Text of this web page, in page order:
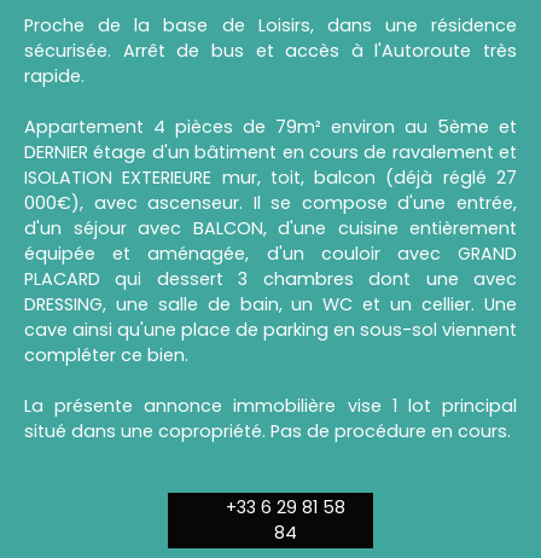
Proche de la base de Loisirs, dans une résidence
sécurisée. Arrêt de bus et accès à l'Autoroute très
rapide.
Appartement 4 pièces de 79m² environ au 5ème et
DERNIER étage d'un bâtiment en cours de ravalement et
ISOLATION EXTERIEURE mur, toit, balcon (déjà réglé 27
000€), avec ascenseur. Il se compose d'une entrée,
d'un séjour avec BALCON, d'une cuisine entièrement
équipée et aménagée, d'un couloir avec GRAND
PLACARD qui dessert 3 chambres dont une avec
DRESSING, une salle de bain, un WC et un cellier. Une
cave ainsi qu'une place de parking en sous-sol viennent
compléter ce bien.
La présente annonce immobilière vise 1 lot principal
situé dans une copropriété. Pas de procédure en cours.
+33 6 29 81 58
84